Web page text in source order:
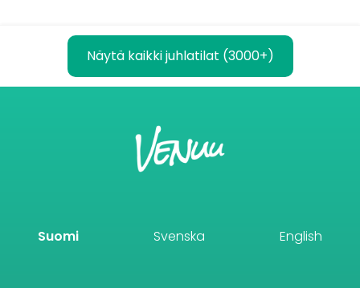
Näytä kaikki juhlatilat (3000+)
Suomi Svenska English